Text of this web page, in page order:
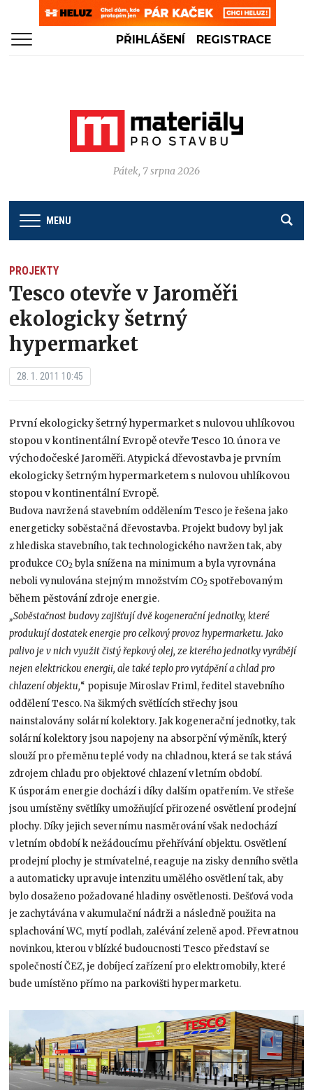
PŘIHLÁŠENÍ REGISTRACE
Pátek, 7 srpna 2026
MENU
PROJEKTY
Tesco otevře v Jaroměři
ekologicky šetrný
hypermarket
28. 1. 2011 10:45
První ekologicky šetrný hypermarket s nulovou uhlíkovou
stopou v kontinentální Evropě otevře Tesco 10. února ve
východočeské Jaroměři. Atypická dřevostavba je prvním
ekologicky šetrným hypermarketem s nulovou uhlíkovou
stopou v kontinentální Evropě.
Budova navržená stavebním oddělením Tesco je řešena jako
energeticky soběstačná dřevostavba. Projekt budovy byl jak
z hlediska stavebního, tak technologického navržen tak, aby
produkce CO2 byla snížena na minimum a byla vyrovnána
neboli vynulována stejným množstvím CO2 spotřebovaným
během pěstování zdroje energie.
„Soběstačnost budovy zajišťují dvě kogenerační jednotky, které
produkují dostatek energie pro celkový provoz hypermarketu. Jako
palivo je v nich využit čistý řepkový olej, ze kterého jednotky vyrábějí
nejen elektrickou energii, ale také teplo pro vytápění a chlad pro
chlazení objektu,“ popisuje Miroslav Friml, ředitel stavebního
oddělení Tesco. Na šikmých světlících střechy jsou
nainstalovány solární kolektory. Jak kogenerační jednotky, tak
solární kolektory jsou napojeny na absorpční výměník, který
slouží pro přeměnu teplé vody na chladnou, která se tak stává
zdrojem chladu pro objektové chlazení v letním období.
K úsporám energie dochází i díky dalším opatřením. Ve střeše
jsou umístěny světlíky umožňující přirozené osvětlení prodejní
plochy. Díky jejich severnímu nasměrování však nedochází
v letním období k nežádoucímu přehřívání objektu. Osvětlení
prodejní plochy je stmívatelné, reaguje na zisky denního světla
a automaticky upravuje intenzitu umělého osvětlení tak, aby
bylo dosaženo požadované hladiny osvětlenosti. Dešťová voda
je zachytávána v akumulační nádrži a následně použita na
splachování WC, mytí podlah, zalévání zeleně apod. Převratnou
novinkou, kterou v blízké budoucnosti Tesco představí se
společností ČEZ, je dobíjecí zařízení pro elektromobily, které
bude umístěno přímo na parkovišti hypermarketu.